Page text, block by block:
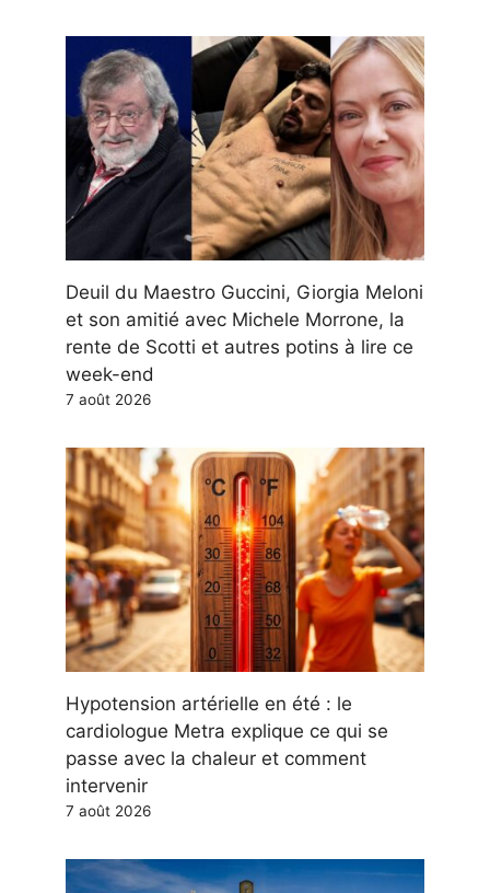
Deuil du Maestro Guccini, Giorgia Meloni
et son amitié avec Michele Morrone, la
rente de Scotti et autres potins à lire ce
week-end
7 août 2026
Hypotension artérielle en été : le
cardiologue Metra explique ce qui se
passe avec la chaleur et comment
intervenir
7 août 2026